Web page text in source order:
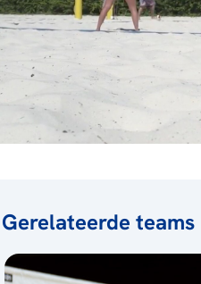
Gerelateerde teams